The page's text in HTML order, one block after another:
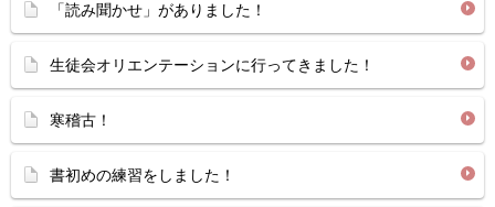
「読み聞かせ」がありました！
生徒会オリエンテーションに行ってきました！
寒稽古！
書初めの練習をしました！